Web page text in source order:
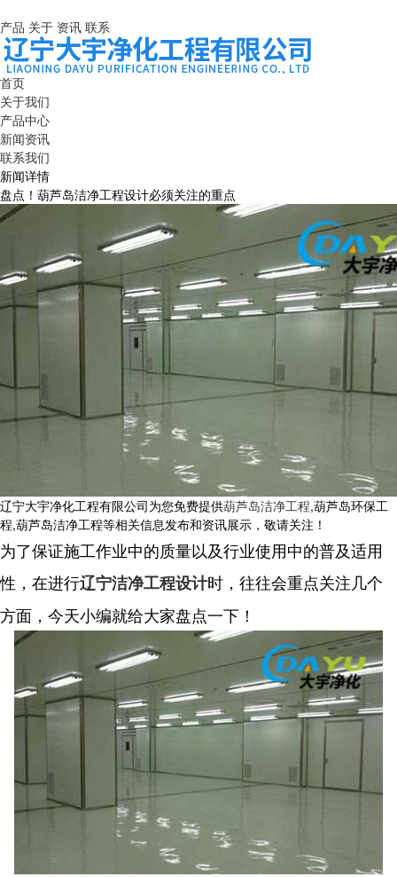
产品 关于 资讯 联系
首页
关于我们
产品中心
新闻资讯
联系我们
新闻详情
盘点！葫芦岛洁净工程设计必须关注的重点
辽宁大宇净化工程有限公司为您免费提供葫芦岛洁净工程,葫芦岛环保工
程,葫芦岛洁净工程等相关信息发布和资讯展示，敬请关注！
为了保证施工作业中的质量以及行业使用中的普及适用
性，在进行辽宁洁净工程设计时，往往会重点关注几个
方面，今天小编就给大家盘点一下！